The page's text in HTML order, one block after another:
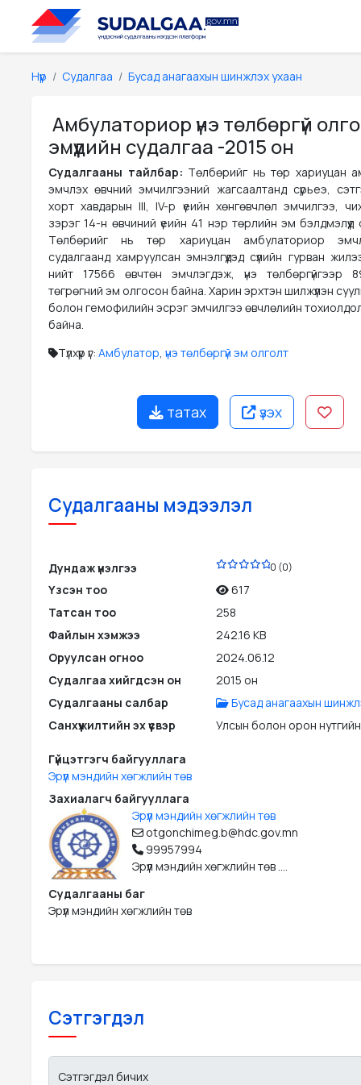
Нүүр Судалгаа Бусад анагаахын шинжлэх ухаан
Амбулаториор үнэ төлбөргүй
эмүүдийн судалгаа -2015 он
Судалгааны тайлбар: Төлбөрийг нь төр хариуцан
эмчлэх өвчний эмчилгээний жагсаалтанд сүрьеэ,
хорт хавдарын III, IV-р үеийн хөнгөвчлөл эмчилгээ,
зэрэг 14-н өвчиний үеийн 41 нэр төрлийн эм
Төлбөрийг нь төр хариуцан амбулаториор
судалгаанд хамруулсан эмнэлгүүдэд сүүлийн гурван
нийт 17566 өвчтөн эмчлэгдэж, үнэ төлбөргүйгээр
төгрөгний эм олгосон байна. Харин эрхтэн шилжүүлэн
болон гемофилийн эсрэг эмчилгээ өвчлөлийн тохиолдол
байна.
Түлхүүр үг: Амбулатор, үнэ төлбөргүй эм олголт
татах үзэх
Судалгааны мэдээлэл
Дундаж үнэлгээ 0 (0)
Үзсэн тоо
617
Татсан тоо
258
Файлын хэмжээ
242.16 KB
Оруулсан огноо
2024.06.12
Судалгаа хийгдсэн он
2015 он
Судалгааны салбар
Бусад анагаахын
Санхүүжилтийн эх үүсвэр
Улсын болон орон
Гүйцэтгэгч байгууллага
Эрүүл мэндийн хөгжлийн төв
Захиалагч байгууллага
Эрүүл мэндийн хөгжлийн төв
otgonchimeg.b@hdc.gov.mn
99957994
Эрүүл мэндийн хөгжлийн төв ....
Судалгааны баг
Эрүүл мэндийн хөгжлийн төв
Сэтгэгдэл
Сэтгэгдэл бичих